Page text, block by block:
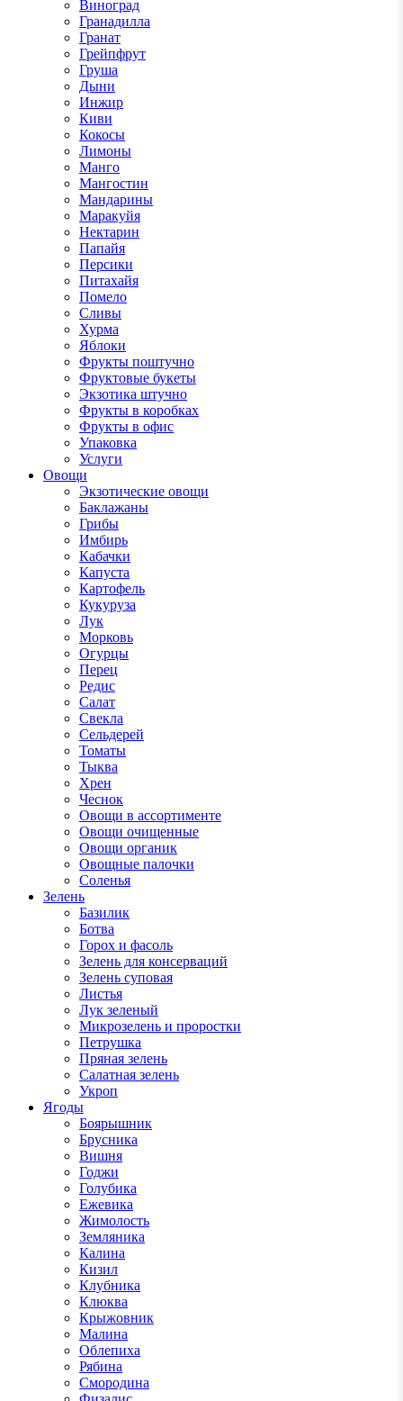
Виноград
Гранадилла
Гранат
Грейпфрут
Груша
Дыни
Инжир
Киви
Кокосы
Лимоны
Манго
Мангостин
Мандарины
Маракуйя
Нектарин
Папайя
Персики
Питахайя
Помело
Сливы
Хурма
Яблоки
Фрукты поштучно
Фруктовые букеты
Экзотика штучно
Фрукты в коробках
Фрукты в офис
Упаковка
Услуги
Овощи
Экзотические овощи
Баклажаны
Грибы
Имбирь
Кабачки
Капуста
Картофель
Кукуруза
Лук
Морковь
Огурцы
Перец
Редис
Салат
Свекла
Сельдерей
Томаты
Тыква
Хрен
Чеснок
Овощи в ассортименте
Овощи очищенные
Овощи органик
Овощные палочки
Соленья
Зелень
Базилик
Ботва
Горох и фасоль
Зелень для консерваций
Зелень суповая
Листья
Лук зеленый
Микрозелень и проростки
Петрушка
Пряная зелень
Салатная зелень
Укроп
Ягоды
Боярышник
Брусника
Вишня
Годжи
Голубика
Ежевика
Жимолость
Земляника
Калина
Кизил
Клубника
Клюква
Крыжовник
Малина
Облепиха
Рябина
Смородина